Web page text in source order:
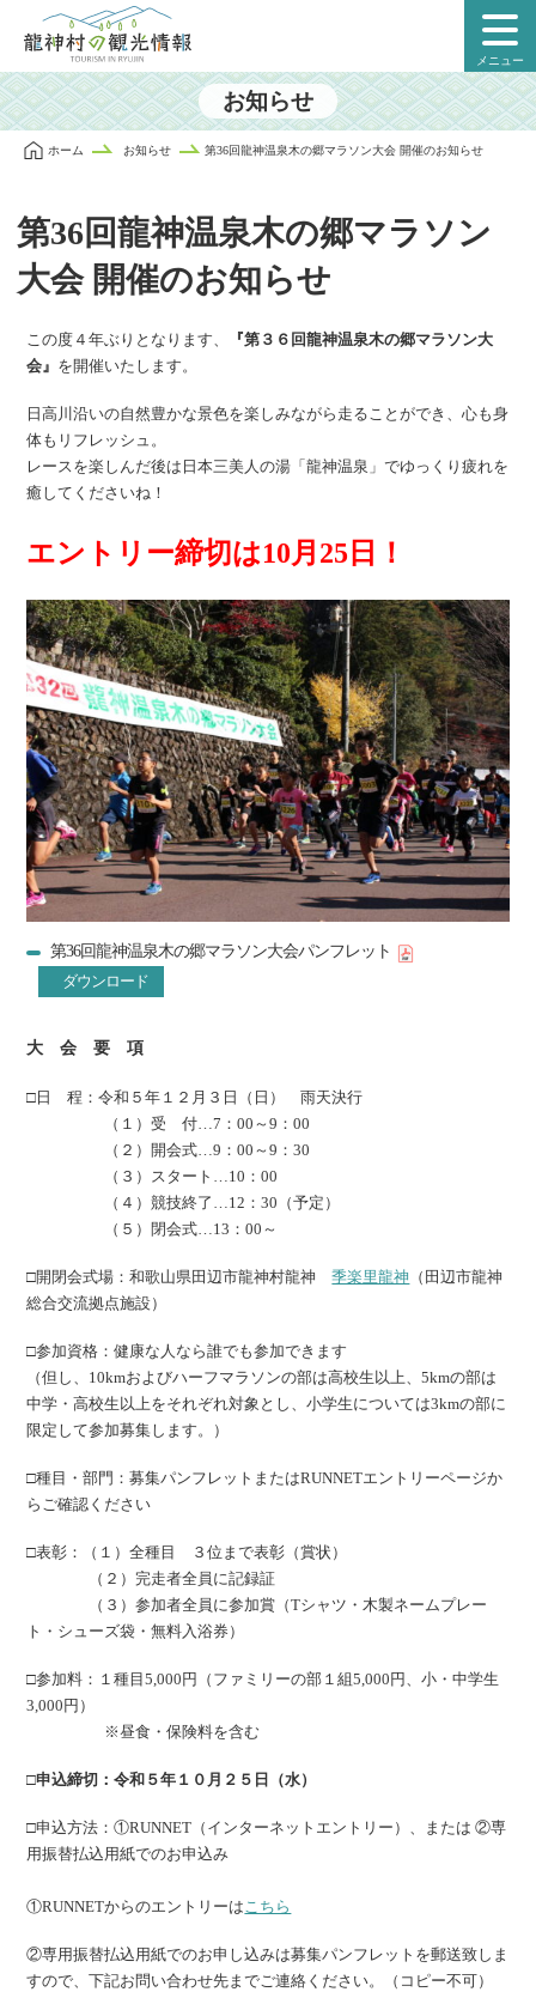
ス
キ
メニュー
お知らせ
ホーム お知らせ 第36回龍神温泉木の郷マラソン大会 開催のお知らせ
第36回龍神温泉木の郷マラソン
大会 開催のお知らせ
この度４年ぶりとなります、
『第３６回龍神温泉木の郷マラソン大
会』 を開催いたします。
日高川沿いの自然豊かな景色を楽しみながら走ることができ、心も身
体もリフレッシュ。
レースを楽しんだ後は日本三美人の湯「龍神温泉」でゆっくり疲れを
癒してくださいね！
エントリー締切は10月25日！
第36回龍神温泉木の郷マラソン大会パンフレット
ダウンロード
大 会 要 項
□日 程：令和５年１２月３日（日） 雨天決行
（１）受 付…7：00～9：00
（２）開会式…9：00～9：30
（３）スタート…10：00
（４）競技終了…12：30（予定）
（５）閉会式…13：00～
□開閉会式場：和歌山県田辺市龍神村龍神季楽里龍神
（田辺市龍神
総合交流拠点施設）
□参加資格：健康な人なら誰でも参加できます
（但し、10kmおよびハーフマラソンの部は高校生以上、5kmの部は
中学・高校生以上をそれぞれ対象とし、小学生については3kmの部に
限定して参加募集します。）
□種目・部門：募集パンフレットまたはRUNNETエントリーページか
らご確認ください
□表彰：（１）全種目 ３位まで表彰（賞状）
（２）完走者全員に記録証
（３）参加者全員に参加賞（Tシャツ・木製ネームプレー
ト・シューズ袋・無料入浴券）
□参加料：１種目5,000円（ファミリーの部１組5,000円、小・中学生
3,000円）
※昼食・保険料を含む
□申込締切：令和５年１０月２５日（水）
□申込方法：①RUNNET（インターネットエントリー）、または ②専
用振替払込用紙でのお申込み
①RUNNETからのエントリーはこちら
②専用振替払込用紙でのお申し込みは募集パンフレットを郵送致しま
すので、下記お問い合わせ先までご連絡ください。（コピー不可）